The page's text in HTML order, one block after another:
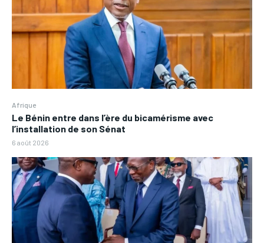
Afrique
Le Bénin entre dans l’ère du bicamérisme avec
l’installation de son Sénat
6 août 2026